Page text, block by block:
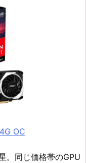
OC
。同じ価格帯のGPU